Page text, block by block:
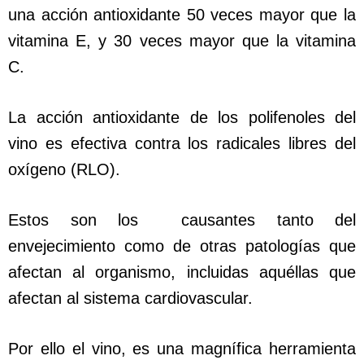
una acción antioxidante 50 veces mayor que la
vitamina E, y 30 veces mayor que la vitamina
C.
La acción antioxidante de los polifenoles del
vino es efectiva contra los radicales libres del
oxígeno (RLO).
Estos son los causantes tanto del
envejecimiento como de otras patologías que
afectan al organismo, incluidas aquéllas que
afectan al sistema cardiovascular.
Por ello el vino, es una magnífica herramienta